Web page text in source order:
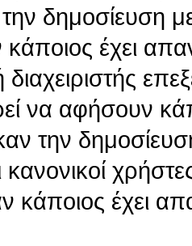
την δημοσίευση
κάποιος έχει
διαχειριστής
να αφήσουν
την
κανονικοί
κάποιος έχει